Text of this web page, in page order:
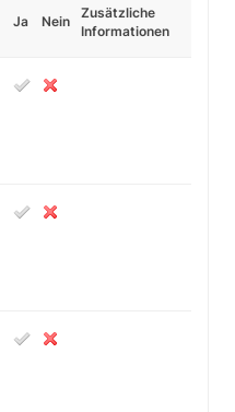
Ja Nein
Zusätzliche
Informationen